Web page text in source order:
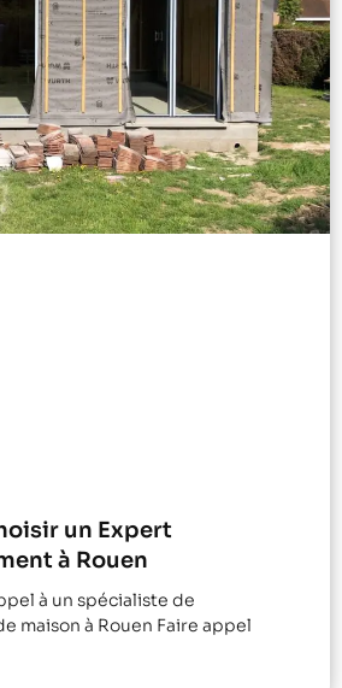
un Expert
à Rouen
à un spécialiste de
maison à Rouen Faire appel